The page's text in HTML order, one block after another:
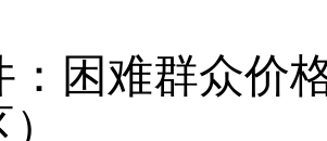
：困难群众价